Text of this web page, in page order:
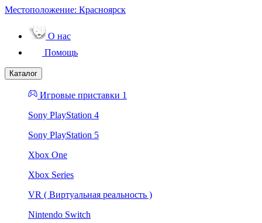
Местоположение: Красноярск
О нас
Помощь
Каталог
Игровые приставки 1
Sony PlayStation 4
Sony PlayStation 5
Xbox One
Xbox Series
VR ( Виртуальная реальность )
Nintendo Switch